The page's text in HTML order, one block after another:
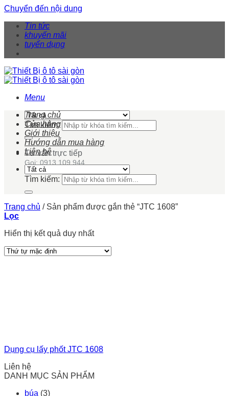
Chuyển đến nội dung
Tin tức
khuyến mãi
tuyển dụng
Menu
Tìm kiếm:
Tư vấn trực tiếp
Gọi: 0913 109 944
Trang chủ
Cửa hàng
Giới thiệu
Hướng dẫn mua hàng
Liên hệ
Tìm kiếm:
Trang chủ /Sản phẩm được gắn thẻ “JTC 1608”
Lọc
Hiển thị kết quả duy nhất
Dụng cụ lấy phốt JTC 1608
Liên hệ
DANH MỤC SẢN PHẨM
búa (3)